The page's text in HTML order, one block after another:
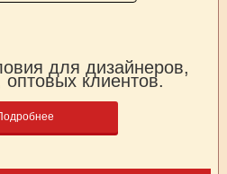
для дизайнеров,
клиентов.